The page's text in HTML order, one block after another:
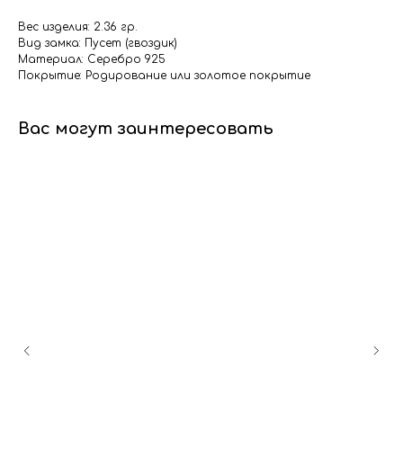
Вес изделия: 2.36 гр.
Вид замка: Пусет (гвоздик)
Материал: Серебро 925
Покрытие: Родирование или золотое покрытие
Вас могут заинтересовать